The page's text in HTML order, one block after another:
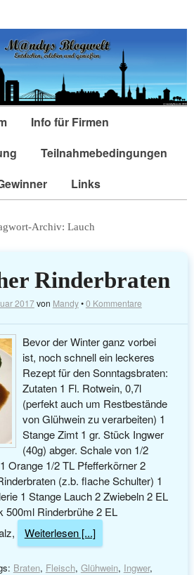
Info für Firmen
Teilnahmebedingungen
Links
Archiv: Lauch
Rinderbraten
2017von Mandy•0 Kommentare
Bevor der Winter ganz vorbei
ist, noch schnell ein leckeres
Rezept für den Sonntagsbraten:
Zutaten 1 Fl. Rotwein, 0,7l
(perfekt auch um Restbestände
von Glühwein zu verarbeiten) 1
Stange Zimt 1 gr. Stück Ingwer
(40g) abger. Schale von 1/2
Orange 1/2 TL Pfefferkörner 2
(z.b. flache Schulter) 1
1 Stange Lauch 2 Zwiebeln 2 EL
500ml Rinderbrühe 2 EL
Weiterlesen [...]
Braten, Fleisch, Glühwein, Ingwer,